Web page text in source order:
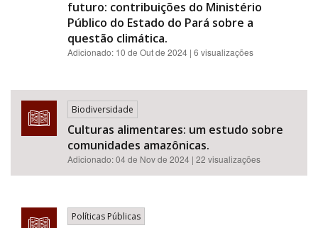
futuro: contribuições do Ministério
Público do Estado do Pará sobre a
questão climática.
Adicionado: 10 de Out de 2024 | 6 visualizações
Biodiversidade
Culturas alimentares: um estudo sobre
comunidades amazônicas.
Adicionado:04 de Nov de 2024 | 22 visualizações
Políticas Públicas